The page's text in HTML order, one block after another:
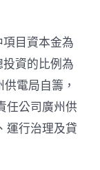
目資本金為
資的比例為
電局自籌，
任公司廣州供
運行治理及貸